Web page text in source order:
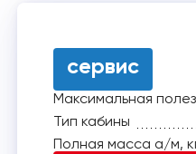
сервис
Максимальная
Тип кабины
Полная масса а/м,